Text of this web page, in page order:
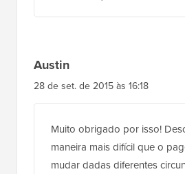
Austin
28 de set. de 2015 às 16:18
Muito obrigado por isso!
maneira mais difícil que o
mudar dadas diferentes